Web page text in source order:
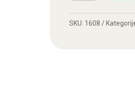
-
SKU: 1608